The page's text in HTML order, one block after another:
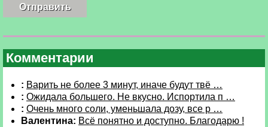
Комментарии
: Варить не более 3 минут, иначе будут твё …
: Ожидала большего. Не вкусно. Испортила п …
: Очень много соли, уменьшала дозу, все р …
Валентина: Всё понятно и доступно. Благодарю !